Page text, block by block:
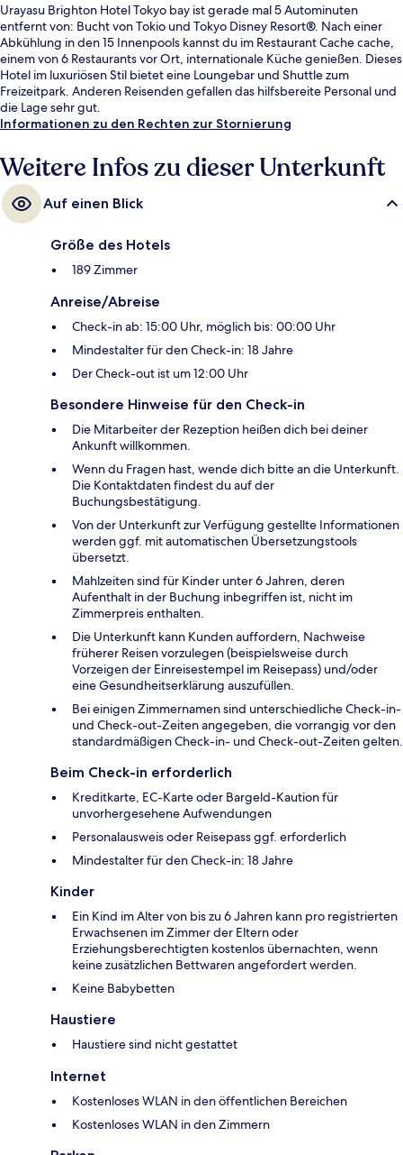
Urayasu Brighton Hotel Tokyo bay ist gerade mal 5 Autominuten
entfernt von: Bucht von Tokio und Tokyo Disney Resort®. Nach einer
Abkühlung in den 15 Innenpools kannst du im Restaurant Cache cache,
einem von 6 Restaurants vor Ort, internationale Küche genießen. Dieses
Hotel im luxuriösen Stil bietet eine Loungebar und Shuttle zum
Freizeitpark. Anderen Reisenden gefallen das hilfsbereite Personal und
die Lage sehr gut.
Informationen zu den Rechten zur Stornierung
Weitere Infos zu dieser Unterkunft
Auf einen Blick
Größe des Hotels
189 Zimmer
Anreise/Abreise
Check-in ab: 15:00 Uhr, möglich bis: 00:00 Uhr
Mindestalter für den Check-in: 18 Jahre
Der Check-out ist um 12:00 Uhr
Besondere Hinweise für den Check-in
Die Mitarbeiter der Rezeption heißen dich bei deiner
Ankunft willkommen.
Wenn du Fragen hast, wende dich bitte an die Unterkunft.
Die Kontaktdaten findest du auf der
Buchungsbestätigung.
Von der Unterkunft zur Verfügung gestellte Informationen
werden ggf. mit automatischen Übersetzungstools
übersetzt.
Mahlzeiten sind für Kinder unter 6 Jahren, deren
Aufenthalt in der Buchung inbegriffen ist, nicht im
Zimmerpreis enthalten.
Die Unterkunft kann Kunden auffordern, Nachweise
früherer Reisen vorzulegen (beispielsweise durch
Vorzeigen der Einreisestempel im Reisepass) und/oder
eine Gesundheitserklärung auszufüllen.
Bei einigen Zimmernamen sind unterschiedliche Check-in-
und Check-out-Zeiten angegeben, die vorrangig vor den
standardmäßigen Check-in- und Check-out-Zeiten gelten.
Beim Check-in erforderlich
Kreditkarte, EC-Karte oder Bargeld-Kaution für
unvorhergesehene Aufwendungen
Personalausweis oder Reisepass ggf. erforderlich
Mindestalter für den Check-in: 18 Jahre
Kinder
Ein Kind im Alter von bis zu 6 Jahren kann pro registrierten
Erwachsenen im Zimmer der Eltern oder
Erziehungsberechtigten kostenlos übernachten, wenn
keine zusätzlichen Bettwaren angefordert werden.
Keine Babybetten
Haustiere
Haustiere sind nicht gestattet
Internet
Kostenloses WLAN in den öffentlichen Bereichen
Kostenloses WLAN in den Zimmern